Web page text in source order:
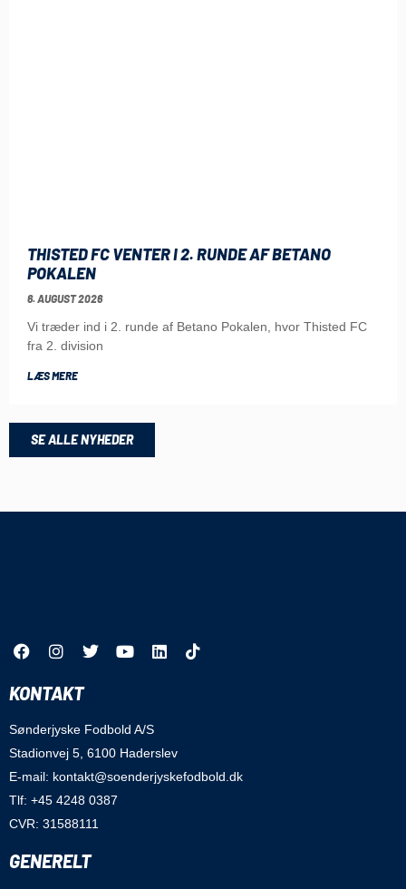
THISTED FC VENTER I 2. RUNDE AF BETANO
POKALEN
6. AUGUST 2026
Vi træder ind i 2. runde af Betano Pokalen, hvor Thisted FC
fra 2. division
LÆS MERE
SE ALLE NYHEDER
KONTAKT
Sønderjyske Fodbold A/S
Stadionvej 5, 6100 Haderslev
E-mail: kontakt@soenderjyskefodbold.dk
Tlf: +45 4248 0387
CVR: 31588111
GENERELT